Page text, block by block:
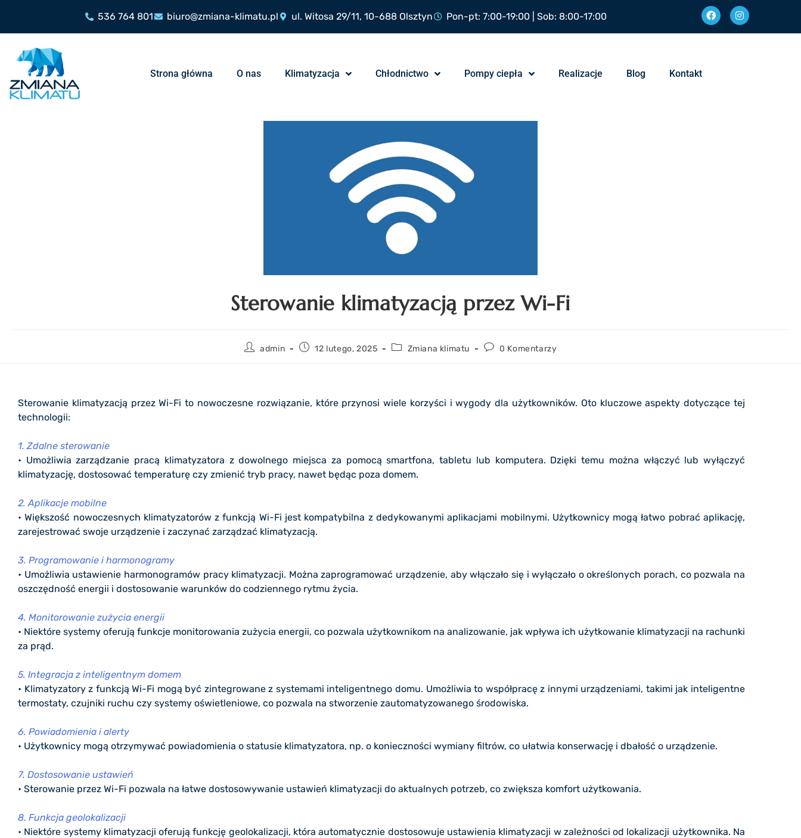
536 764 801 biuro@zmiana-klimatu.pl ul. Witosa 29/11, 10-688 Olsztyn Pon-pt: 7:00-19:00 | Sob: 8:00-17:00
Strona główna O nas Klimatyzacja Chłodnictwo Pompy ciepła Realizacje Blog Kontakt
Sterowanie klimatyzacją przez Wi-Fi
admin 12 lutego, 2025 Zmiana klimatu 0 Komentarzy
Sterowanie klimatyzacją przez Wi-Fi to nowoczesne rozwiązanie, które przynosi wiele korzyści i wygody dla użytkowników. Oto kluczowe aspekty dotyczące tej
technologii:
1. Zdalne sterowanie
• Umożliwia zarządzanie pracą klimatyzatora z dowolnego miejsca za pomocą smartfona, tabletu lub komputera. Dzięki temu można włączyć lub wyłączyć
klimatyzację, dostosować temperaturę czy zmienić tryb pracy, nawet będąc poza domem.
2. Aplikacje mobilne
• Większość nowoczesnych klimatyzatorów z funkcją Wi-Fi jest kompatybilna z dedykowanymi aplikacjami mobilnymi. Użytkownicy mogą łatwo pobrać aplikację,
zarejestrować swoje urządzenie i zaczynać zarządzać klimatyzacją.
3. Programowanie i harmonogramy
• Umożliwia ustawienie harmonogramów pracy klimatyzacji. Można zaprogramować urządzenie, aby włączało się i wyłączało o określonych porach, co pozwala na
oszczędność energii i dostosowanie warunków do codziennego rytmu życia.
4. Monitorowanie zużycia energii
• Niektóre systemy oferują funkcje monitorowania zużycia energii, co pozwala użytkownikom na analizowanie, jak wpływa ich użytkowanie klimatyzacji na rachunki
za prąd.
5. Integracja z inteligentnym domem
• Klimatyzatory z funkcją Wi-Fi mogą być zintegrowane z systemami inteligentnego domu. Umożliwia to współpracę z innymi urządzeniami, takimi jak inteligentne
termostaty, czujniki ruchu czy systemy oświetleniowe, co pozwala na stworzenie zautomatyzowanego środowiska.
6. Powiadomienia i alerty
• Użytkownicy mogą otrzymywać powiadomienia o statusie klimatyzatora, np. o konieczności wymiany filtrów, co ułatwia konserwację i dbałość o urządzenie.
7. Dostosowanie ustawień
• Sterowanie przez Wi-Fi pozwala na łatwe dostosowywanie ustawień klimatyzacji do aktualnych potrzeb, co zwiększa komfort użytkowania.
8. Funkcja geolokalizacji
• Niektóre systemy klimatyzacji oferują funkcję geolokalizacji, która automatycznie dostosowuje ustawienia klimatyzacji w zależności od lokalizacji użytkownika. Na